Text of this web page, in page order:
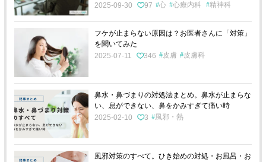
2025-09-30 97 心 心療内科 精神科
フケが止まらない原因は？お医者さんに「対策」
を聞いてみた
2025-07-11
346 皮膚 皮膚科
鼻水・鼻づまりの対処法まとめ。鼻水が止まらな
い、息ができない、鼻をかみすぎて痛い時
2025-02-10
3 風邪・熱
風邪対策のすべて。ひき始めの対処・お風呂・お